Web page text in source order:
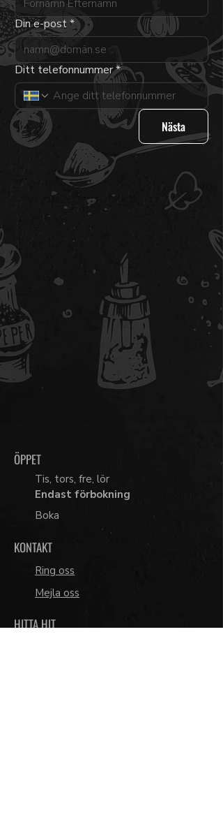
Din e-post*
Ditt telefonnummer*
Nästa
ÖPPET
Tis, tors, fre, lör
Endast förbokning
Boka
KONTAKT
Ring oss
Mejla oss
HITTA HIT